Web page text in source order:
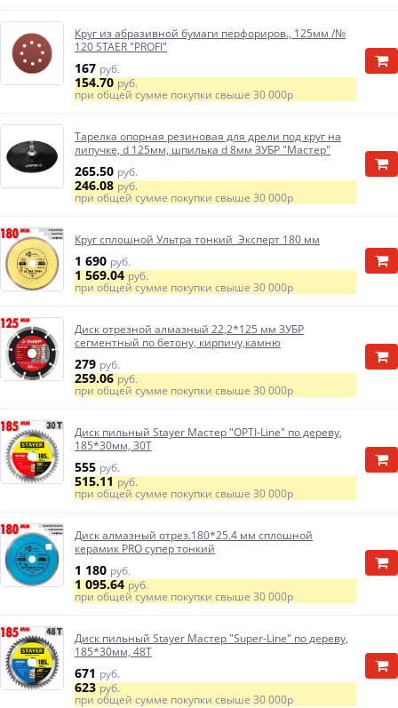
Круг из абразивной бумаги перфориров., 125мм /№
120 STAER "PROFI"
167 руб.
154.70руб.
при общей сумме покупки свыше 30 000р
Тарелка опорная резиновая для дрели под круг на
липучке, d 125мм, шпилька d 8мм ЗУБР "Мастер"
265.50 руб.
246.08руб.
при общей сумме покупки свыше 30 000р
Круг сплошной Ультра тонкий Эксперт 180 мм
1 690 руб.
1 569.04руб.
при общей сумме покупки свыше 30 000р
Диск отрезной алмазный 22,2*125 мм ЗУБР
сегментный по бетону, кирпичу,камню
279 руб.
259.06руб.
при общей сумме покупки свыше 30 000р
Диск пильный Stayer Мастер "OPTI-Line" по дереву,
185*30мм, 30Т
555 руб.
515.11руб.
при общей сумме покупки свыше 30 000р
Диск алмазный отрез.180*25.4 мм сплошной
керамик PRO супер тонкий
1 180 руб.
1 095.64руб.
при общей сумме покупки свыше 30 000р
Диск пильный Stayer Мастер "Super-Line" по дереву,
185*30мм, 48Т
671 руб.
623руб.
при общей сумме покупки свыше 30 000р